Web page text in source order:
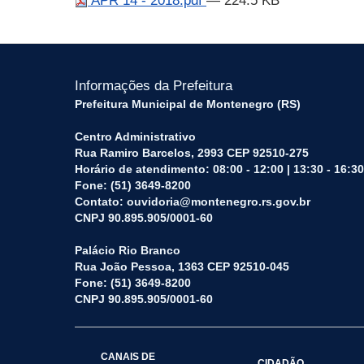
Informações da Prefeitura
Prefeitura Municipal de Montenegro (RS)
Centro Administrativo
Rua Ramiro Barcelos, 2993 CEP 92510-275
Horário de atendimento: 08:00 - 12:00 | 13:30 - 16:30
Fone: (51) 3649-8200
Contato: ouvidoria@montenegro.rs.gov.br
CNPJ 90.895.905/0001-60
Palácio Rio Branco
Rua João Pessoa, 1363 CEP 92510-045
Fone: (51) 3649-8200
CNPJ 90.895.905/0001-60
CANAIS DE